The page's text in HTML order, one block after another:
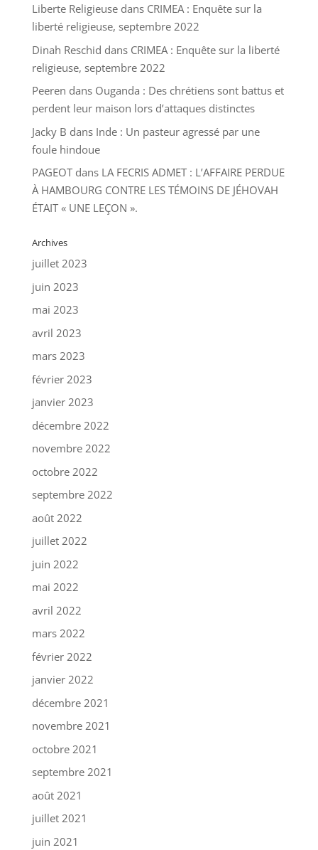
Liberte Religieusedans CRIMEA : Enquête sur la
liberté religieuse, septembre 2022
Dinah Reschid dans CRIMEA : Enquête sur la liberté
religieuse, septembre 2022
Peeren dans Ouganda : Des chrétiens sont battus et
perdent leur maison lors d’attaques distinctes
Jacky B dans Inde : Un pasteur agressé par une
foule hindoue
PAGEOTdans LA FECRIS ADMET : L’AFFAIRE PERDUE
À HAMBOURG CONTRE LES TÉMOINS DE JÉHOVAH
ÉTAIT « UNE LEÇON ».
Archives
juillet 2023
juin 2023
mai 2023
avril 2023
mars 2023
février 2023
janvier 2023
décembre 2022
novembre 2022
octobre 2022
septembre 2022
août 2022
juillet 2022
juin 2022
mai 2022
avril 2022
mars 2022
février 2022
janvier 2022
décembre 2021
novembre 2021
octobre 2021
septembre 2021
août 2021
juillet 2021
juin 2021